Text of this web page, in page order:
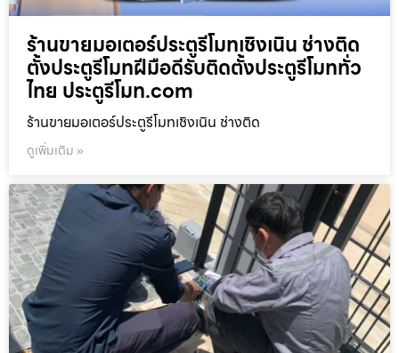
ร้านขายมอเตอร์ประตูรีโมทเชิงเนิน ช่างติด
ตั้งประตูรีโมทฝีมือดีรับติดตั้งประตูรีโมททั่ว
ไทย ประตูรีโมท.com
ร้านขายมอเตอร์ประตูรีโมทเชิงเนิน ช่างติด
ดูเพิ่มเติม »